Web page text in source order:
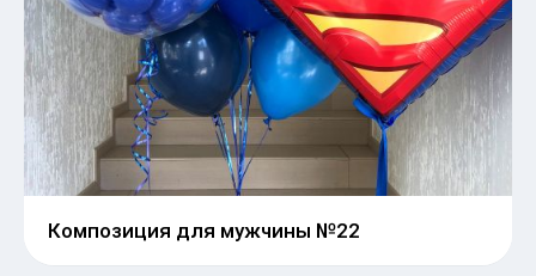
Композиция для мужчины №22